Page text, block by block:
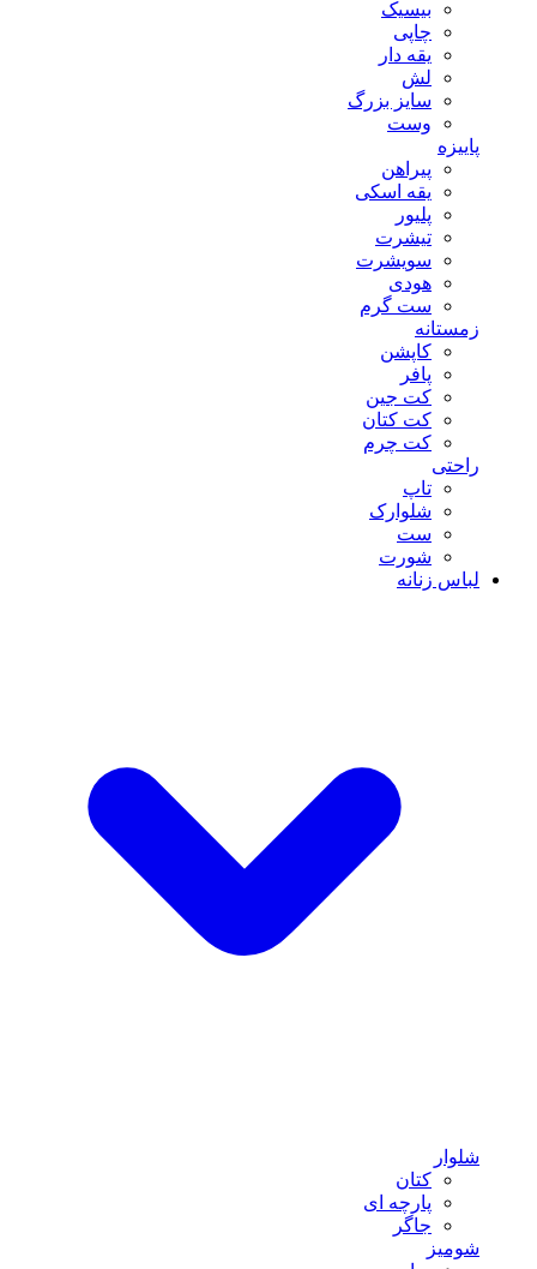
بیسیک
چاپی
یقه دار
لش
سایز بزرگ
وست
پاییزه
پیراهن
یقه اسکی
پلیور
تیشرت
سویشرت
هودی
ست گرم
زمستانه
کاپشن
پافر
کت جین
کت کتان
کت چرم
راحتی
تاپ
شلوارک
ست
شورت
لباس زنانه
شلوار
کتان
پارچه ای
جاگر
شومیز